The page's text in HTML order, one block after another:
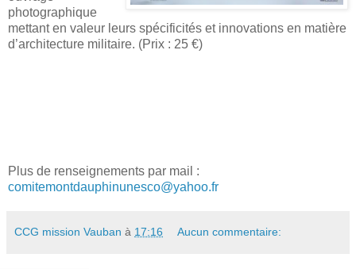
photographique
mettant en valeur leurs spécificités et innovations en matière
d’architecture militaire. (Prix : 25 €)
Plus de renseignements par mail :
comitemontdauphinunesco@yahoo.fr
CCG mission Vauban à 17:16 Aucun commentaire: